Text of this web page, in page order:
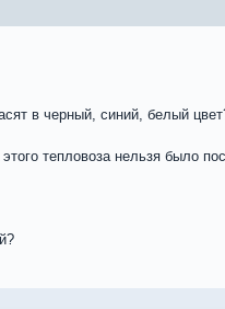
в черный, синий, белый
тепловоза нельзя было